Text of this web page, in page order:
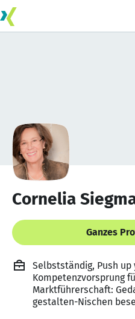
Cornelia
Ganzes
Selbstständig, Push up
Kompetenzvorsprung
Marktführerschaft:
gestalten-Nischen